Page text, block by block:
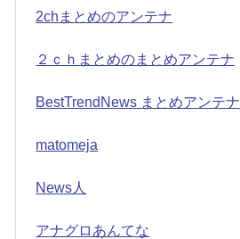
2chまとめのアンテナ
２ｃｈまとめのまとめアンテナ
BestTrendNews まとめアンテナ
matomeja
News人
アナグロあんてな